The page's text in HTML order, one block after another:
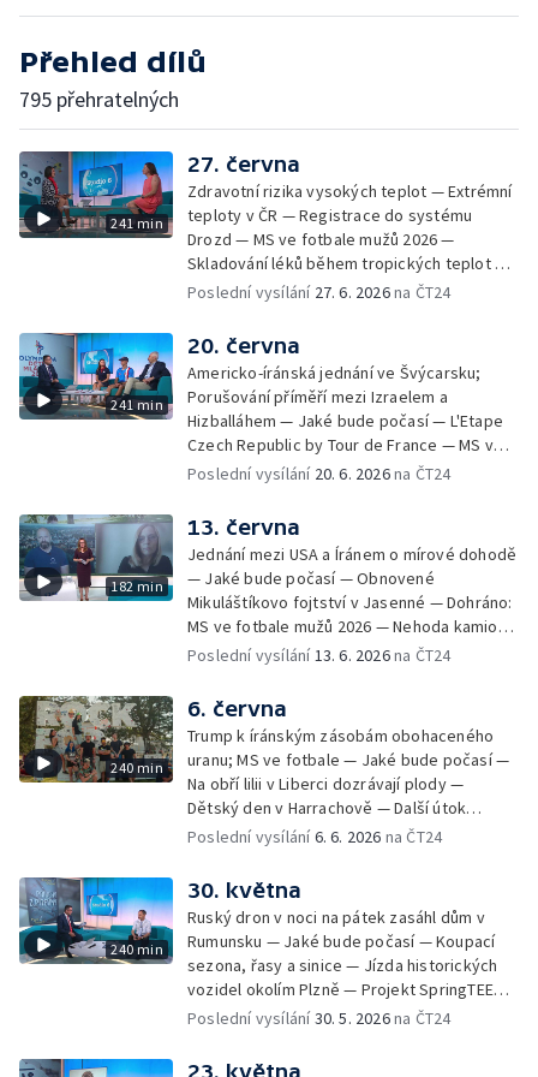
Přehled dílů
795 přehratelných
241 min
27. června
Zdravotní rizika vysokých teplot — Extrémní
teploty v ČR — Registrace do systému
Drozd — MS ve fotbale mužů 2026 —
Skladování léků během tropických teplot —
MFF KV: proměny vizuální identity v průběhu
Jak se chovat v národních parcích a CHKO —
Festival Bystřička — Výjezdy záchranné
služby kvůli vedrům; Příprava lékárničky na
dovolenou; Body záchrany — Extrémní
teploty v Polsku a na Slovensku — Nový
způsob sledování růstu a chování korálů —
Letní soutěž Déčka Operace abeceda —
vody — Péče o rostliny v horkých dnech —
Cestovní pojištění do zahraničí — Festival
Zlín žije 2026 — Vodní záchranáři v
pohotovosti; Hlídky brněnských záchranářů
kvůli ohňostroji
Poslední vysílání 27. 6. 2026na ČT24
241 min
20. června
Americko-íránská jednání ve Švýcarsku;
Porušování příměří mezi Izraelem a
Hizballáhem — Jaké bude počasí — L'Etape
Czech Republic by Tour de France — MS ve
fotbale mužů 2026 — Světový den ALS —
samosběr česneku v Česku — Dobrá kvalita
vody ke koupání v Praze — 11 českých škol
s certifikátem Světová škola — Charitativní
běh RUN4HELP — Jak se chovat v horkém
počasí — Olympiáda dětí a mládeže v Praze
— Dobrovolníci uklízejí řeku Sázavu —
Koupání ve vodní nádrži Slezská Harta —
Collegium 1704 na festivalu Smetanova
Litomyšl — V Havlíčkově Brodě mají dům pro
vlaštovky — Záchranáři radí, jak se chovat u
vody v horku
Poslední vysílání 20. 6. 2026na ČT24
182 min
13. června
Jednání mezi USA a Íránem o mírové dohodě
— Jaké bude počasí — Obnovené
Mikuláštíkovo fojtství v Jasenné — Dohráno:
MS ve fotbale mužů 2026 — Nehoda kamionů
u Brna — V Bratislavě se narodila siamská
nezabezpečeného výkopu — Jak mluvit s
dětmi o penězích — Novela zákona o střetu
zájmů; Financování veřejnoprávních médií —
84 let od vyhlazení Lidic — Mezinárodní den
povědomí o albinismu — Pořad Zkraje o
fenoménu dobrovolných hasičů — První blok
přístupových jednání s Ukrajinou — Polovina
Poslední vysílání13. 6. 2026na ČT24
240 min
6. června
Trump k íránským zásobám obohaceného
uranu; MS ve fotbale — Jaké bude počasí —
Na obří lilii v Liberci dozrávají plody —
Dětský den v Harrachově — Další útok
medvěda na člověka na Slovensku — Černé
tenisové výkony na Roland Garros —
Smrtelné nehody motorkářů na českých
silnicích — Mezinárodní festival nového
cirkusu Cirk-UFF — Ošetření po bodnutí
hmyzem — 113. ročník veslařského závodu
Primátorky — Zelenskyj navrhl v dopise
Putinovi schůzku; Putin jednal se
for People — Den otevřených dveří
Poslední vysílání6. 6. 2026 na ČT24
240 min
30. května
Ruský dron v noci na pátek zasáhl dům v
Rumunsku — Jaké bude počasí — Koupací
sezona, řasy a sinice — Jízda historických
vozidel okolím Plzně — Projekt SpringTEEN
— Černé ovce: komplikace při odletu na
Podještědí — Vědci rozluštili tzv. Borgovu
Poslední vysílání30. 5. 2026na ČT24
23. května